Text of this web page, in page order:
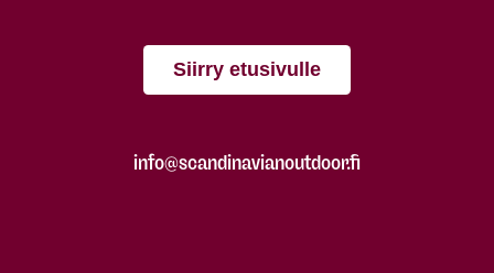
Siirry etusivulle
info@scandinavianoutdoor.fi